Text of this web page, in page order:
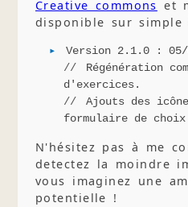
Creative commons et
disponible sur simple
Version 2.1.0 : 05/
Régénération
d'exercices.
Ajouts des
formulaire de
N'hésitez pas à me
detectez la moindre
vous imaginez une
potentielle !